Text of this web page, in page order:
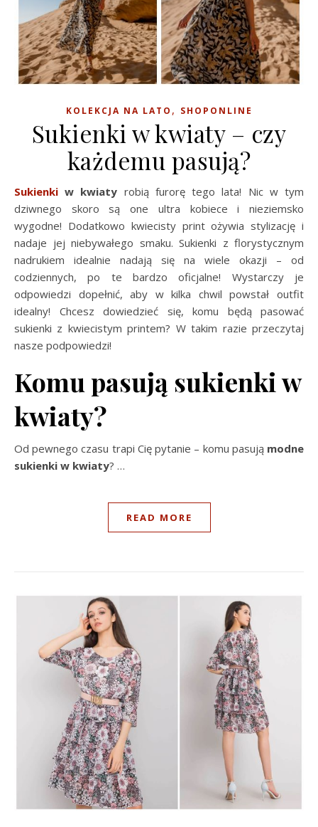
KOLEKCJA NA LATO , SHOPONLINE
Sukienki w kwiaty – czy
każdemu pasują?
Sukienki w kwiaty robią furorę tego lata! Nic w tym
dziwnego skoro są one ultra kobiece i nieziemsko
wygodne! Dodatkowo kwiecisty print ożywia stylizację i
nadaje jej niebywałego smaku. Sukienki z florystycznym
nadrukiem idealnie nadają się na wiele okazji – od
codziennych, po te bardzo oficjalne! Wystarczy je
odpowiedzi dopełnić, aby w kilka chwil powstał outfit
idealny! Chcesz dowiedzieć się, komu będą pasować
sukienki z kwiecistym printem? W takim razie przeczytaj
nasze podpowiedzi!
Komu pasują sukienki w
kwiaty?
Od pewnego czasu trapi Cię pytanie – komu pasują modne
sukienki w kwiaty? …
READ MORE